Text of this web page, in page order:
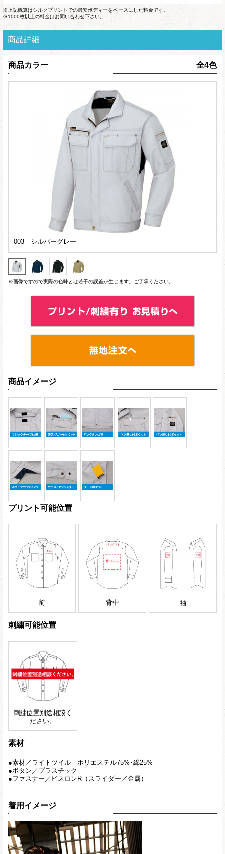
※上記概算はシルクプリントでの最安ボディーをベースにした料金です。
※1000枚以上の料金はお問い合わせ下さい。
商品詳細
商品カラー 全4色
003 シルバーグレー
※画像ですので実際の色味とは若干の誤差が生じます。ご了承ください。
商品イメージ
プリント可能位置
前 背中 袖
刺繍可能位置
刺繍位置別途相談く
ださい。
素材
●素材／ライトツイル ポリエステル75%･綿25%
●ボタン／プラスチック
●ファスナー／ビスロンR（スライダー／金属）
着用イメージ